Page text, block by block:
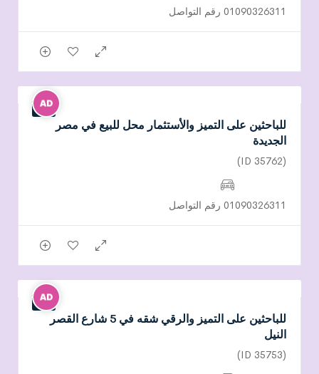
01090326311 رقم التواصل
للبيع
للباحثين على التميز والأستثمار محل للبيع في مصر
الجديدة
(ID 35762)
01090326311 رقم التواصل
للبيع
للباحثين على التميز والرقي شقه في 5 شارع القصر
النيل
(ID 35753)